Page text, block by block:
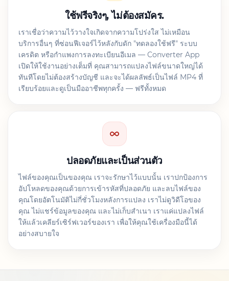
ใช้ฟรีจริงๆ, ไม่ต้องสมัคร.
เราเชื่อว่าความไว้วางใจเกิดจากความโปร่งใส ไม่เหมือน
บริการอื่นๆ ที่ซ่อนฟีเจอร์ไว้หลังกับดัก "ทดลองใช้ฟรี" ระบบ
เครดิต หรือกำแพงการลงทะเบียนอีเมล — Converter App
เปิดให้ใช้งานอย่างเต็มที่ คุณสามารถแปลงไฟล์ขนาดใหญ่ได้
ทันทีโดยไม่ต้องสร้างบัญชี และจะได้ผลลัพธ์เป็นไฟล์ MP4 ที่
เรียบร้อยและดูเป็นมืออาชีพทุกครั้ง — ฟรีทั้งหมด
ปลอดภัยและเป็นส่วนตัว
ไฟล์ของคุณเป็นของคุณ เราจะรักษาไว้แบบนั้น เราปกป้องการ
อัปโหลดของคุณด้วยการเข้ารหัสที่ปลอดภัย และลบไฟล์ของ
คุณโดยอัตโนมัติไม่กี่ชั่วโมงหลังการแปลง เราไม่ดูวิดีโอของ
คุณ ไม่แชร์ข้อมูลของคุณ และไม่เก็บสำเนา เราแค่แปลงไฟล์
ให้แล้วเคลียร์เซิร์ฟเวอร์ของเรา เพื่อให้คุณใช้เครื่องมือนี้ได้
อย่างสบายใจ